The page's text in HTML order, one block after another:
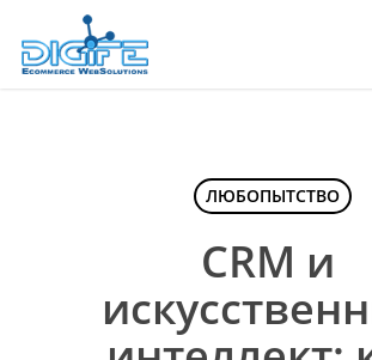
основному
ЛЮБОПЫТСТВО
CRM и